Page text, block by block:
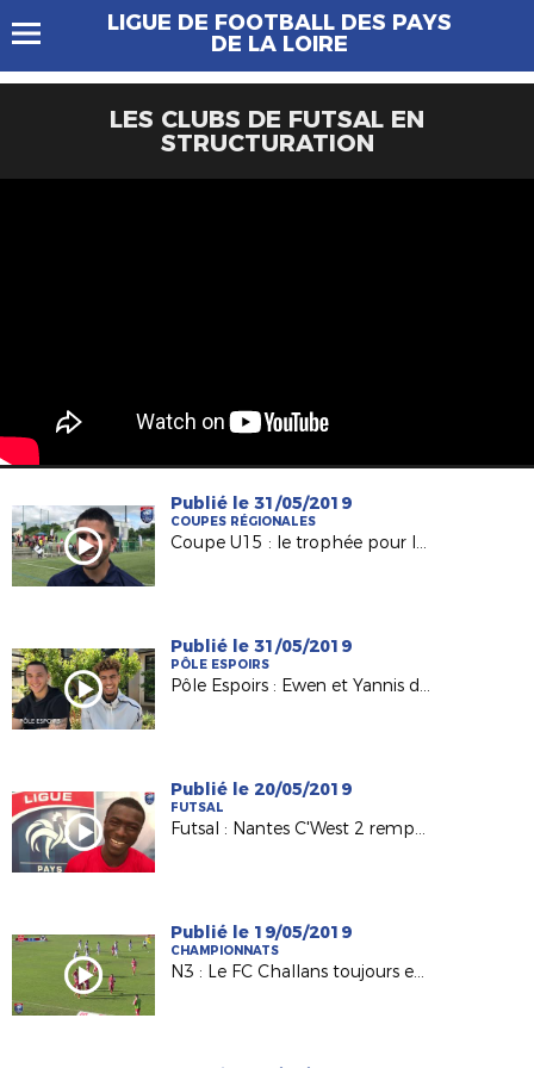
LIGUE DE FOOTBALL DES PAYS
DE LA LOIRE
LES CLUBS DE FUTSAL EN
STRUCTURATION
Publié le 31/05/2019
COUPES RÉGIONALES
Coupe U15 : le trophée pour le FC Nantes de Maxime Baty
Publié le 31/05/2019
PÔLE ESPOIRS
Pôle Espoirs : Ewen et Yannis de retour aux sources
Publié le 20/05/2019
FUTSAL
Futsal : Nantes C'West 2 remporte la Coupe régionale 2019 !
Publié le 19/05/2019
CHAMPIONNATS
N3 : Le FC Challans toujours en tête !